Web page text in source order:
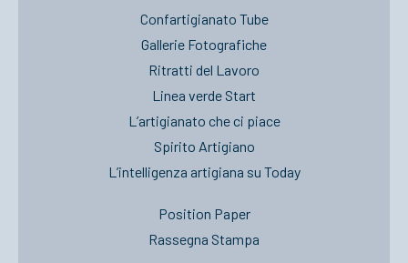
Confartigianato Tube
Gallerie Fotografiche
Ritratti del Lavoro
Linea verde Start
L’artigianato che ci piace
Spirito Artigiano
L’intelligenza artigiana su Today
Position Paper
Rassegna Stampa